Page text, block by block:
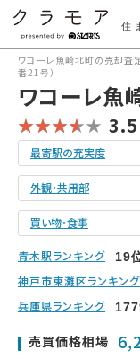
住
ワコーレ魚崎北町の売却査
番21号）
ワコーレ魚
3.5
最寄駅の充実度
外観・共用部
買い物・食事
青木駅ランキング 19
神戸市東灘区ランキング
兵庫県ランキング
売買価格相場